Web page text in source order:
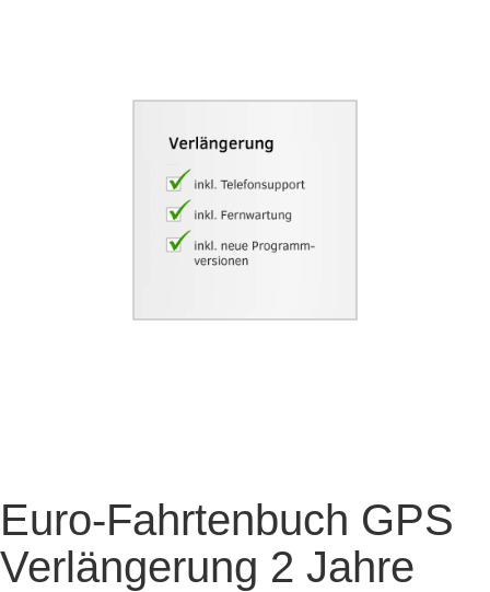
Euro-Fahrtenbuch GPS
Verlängerung 2 Jahre